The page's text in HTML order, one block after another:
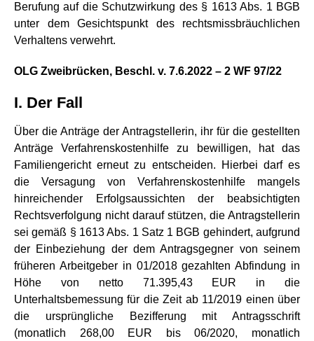
Berufung auf die Schutzwirkung des § 1613 Abs. 1 BGB
unter dem Gesichtspunkt des rechtsmissbräuchlichen
Verhaltens verwehrt.
OLG Zweibrücken, Beschl. v. 7.6.2022 – 2 WF 97/22
I. Der Fall
Über die Anträge der Antragstellerin, ihr für die gestellten
Anträge Verfahrenskostenhilfe zu bewilligen, hat das
Familiengericht erneut zu entscheiden. Hierbei darf es
die Versagung von Verfahrenskostenhilfe mangels
hinreichender Erfolgsaussichten der beabsichtigten
Rechtsverfolgung nicht darauf stützen, die Antragstellerin
sei gemäß § 1613 Abs. 1 Satz 1 BGB gehindert, aufgrund
der Einbeziehung der dem Antragsgegner von seinem
früheren Arbeitgeber in 01/2018 gezahlten Abfindung in
Höhe von netto 71.395,43 EUR in die
Unterhaltsbemessung für die Zeit ab 11/2019 einen über
die ursprüngliche Bezifferung mit Antragsschrift
(monatlich 268,00 EUR bis 06/2020, monatlich